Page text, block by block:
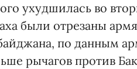
ухудшилась во
были отрезаны
по данным
рычагов против